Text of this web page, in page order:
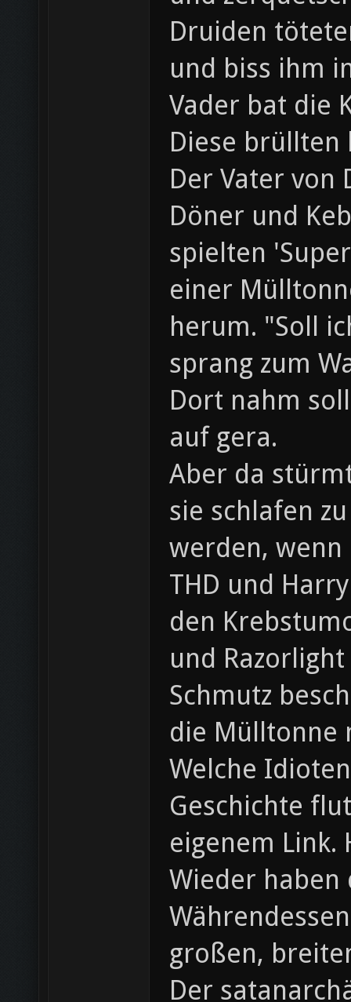
Druiden
und biss ihm
Vader bat die
Diese brüllten
Der Vater von
Döner und
spielten
einer
herum. "Soll
sprang zum
Dort nahm
auf gera.
Aber da
sie schlafen
werden, wenn
THD und
den
und
Schmutz
die Mülltonne
Welche
Geschichte
eigenem Link.
Wieder haben
großen,
Der